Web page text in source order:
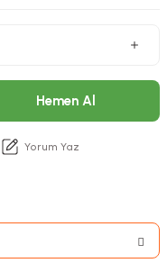
Hemen Al
Yorum Yaz